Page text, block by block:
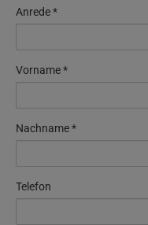
Anrede
Vorname
Nachname
Telefon